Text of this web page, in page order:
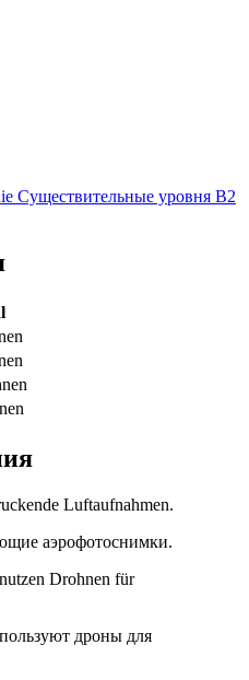
Существительные уровня B2
Luftaufnahmen.
аэрофотоснимки.
Drohnen für
дроны для